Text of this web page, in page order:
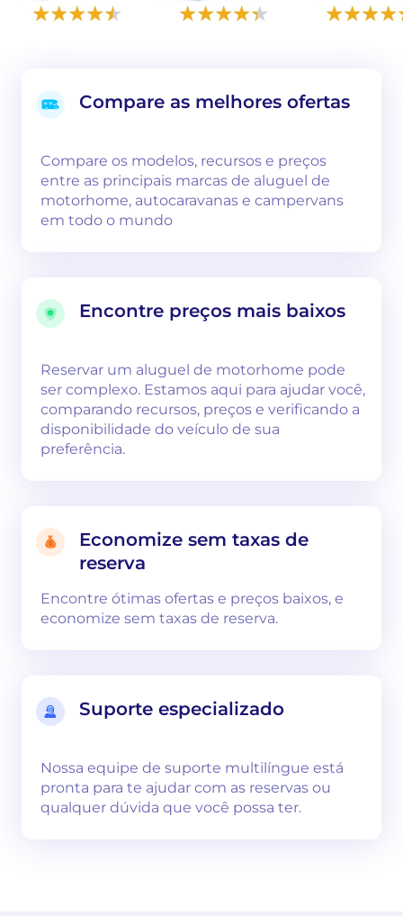
Compare as melhores ofertas
Compare os modelos, recursos e preços
entre as principais marcas de aluguel de
motorhome, autocaravanas e campervans
em todo o mundo
Encontre preços mais baixos
Reservar um aluguel de motorhome pode
ser complexo. Estamos aqui para ajudar você,
comparando recursos, preços e verificando a
disponibilidade do veículo de sua
preferência.
Economize sem taxas de
reserva
Encontre ótimas ofertas e preços baixos, e
economize sem taxas de reserva.
Suporte especializado
Nossa equipe de suporte multilíngue está
pronta para te ajudar com as reservas ou
qualquer dúvida que você possa ter.